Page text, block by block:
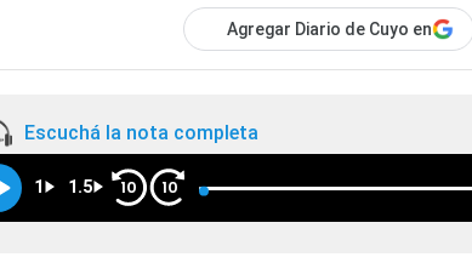
Agregar Diario de Cuyo en
Escuchá la nota completa
1 1.5 10 10